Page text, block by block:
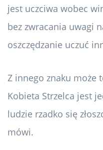
jest uczciwa wobec
bez zwracania uwagi
oszczędzanie uczuć
Z innego znaku może
Kobieta Strzelca jest
ludzie rzadko się
mówi.